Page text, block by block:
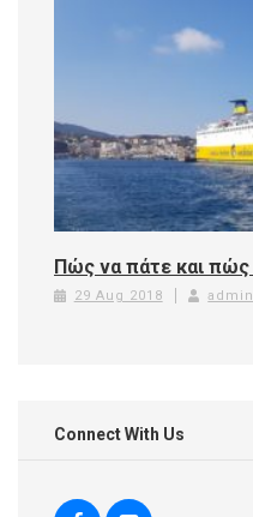
Πώς να πάτε και πώς
29 Aug 2018 admin
Connect With Us